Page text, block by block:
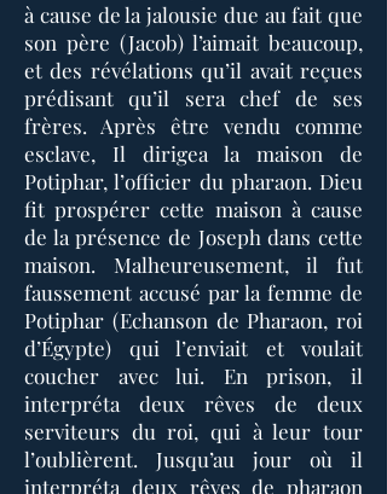
à cause de la jalousie due au fait que
son père (Jacob) l’aimait beaucoup,
et des révélations qu’il avait reçues
prédisant qu’il sera chef de ses
frères. Après être vendu comme
esclave, Il dirigea la maison de
Potiphar, l’officier du pharaon. Dieu
fit prospérer cette maison à cause
de la présence de Joseph dans cette
maison. Malheureusement, il fut
faussement accusé par la femme de
Potiphar (Echanson de Pharaon, roi
d’Égypte) qui l’enviait et voulait
coucher avec lui. En prison, il
interpréta deux rêves de deux
serviteurs du roi, qui à leur tour
l’oublièrent. Jusqu’au jour où il
interpréta deux rêves de pharaon